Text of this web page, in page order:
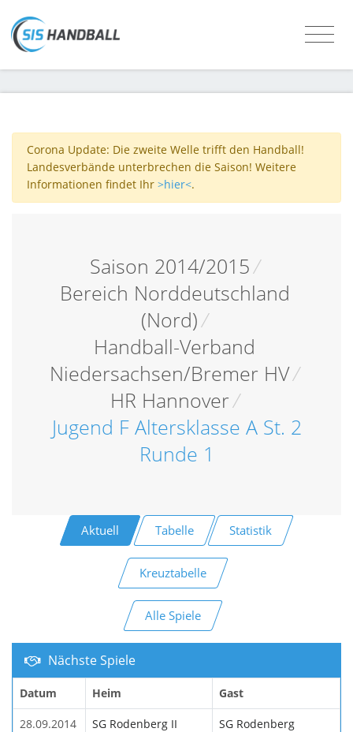
Corona Update: Die zweite Welle trifft den Handball!
Landesverbände unterbrechen die Saison! Weitere
Informationen findet Ihr >hier<.
Saison 2014/2015/
Bereich Norddeutschland
(Nord)/
Handball-Verband
Niedersachsen/Bremer HV/
HR Hannover/
Jugend F Altersklasse A St. 2
Runde 1
Aktuell Tabelle Statistik
Kreuztabelle
Alle Spiele
Nächste Spiele
Datum Heim Gast
28.09.2014
SG Rodenberg II SG Rodenberg